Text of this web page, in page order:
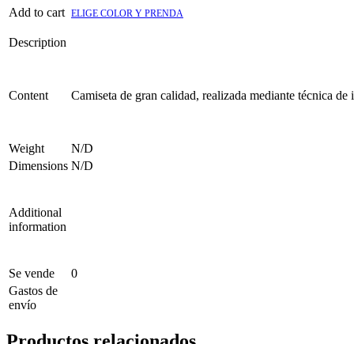
Add to cart ELIGE COLOR Y PRENDA
Description
Content Camiseta de gran calidad, realizada mediante técnica de
Weight
N/D
Dimensions N/D
Additional
information
Se vende
0
Gastos de
envío